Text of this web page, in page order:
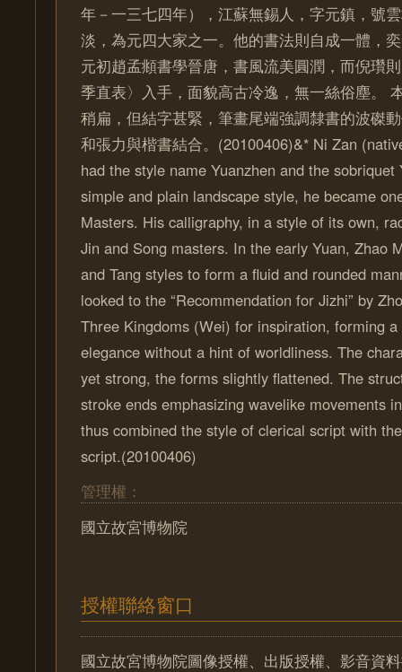
年－一三七四年），江蘇無錫人，字元鎮，號
淡，為元四大家之一。他的書法則自成一體，
元初趙孟頫書學晉唐，書風流美圓潤，而倪瓚
季直表〉入手，面貌高古冷逸，無一絲俗塵。
稍扁，但結字甚緊，筆畫尾端強調隸書的波磔
和張力與楷書結合。(20100406)&* Ni Zan
had the style name Yuanzhen and the
simple and plain landscape style, he became
Masters. His calligraphy, in a style of its own,
Jin and Song masters. In the early Yuan, Zhao
and Tang styles to form a fluid and rounded
looked to the “Recommendation for Jizhi” by
Three Kingdoms (Wei) for inspiration, forming
elegance without a hint of worldliness. The
yet strong, the forms slightly flattened. The
stroke ends emphasizing wavelike movements
thus combined the style of clerical script with
script.(20100406)
管理權：
國立故宮博物院
授權聯絡窗口
國立故宮博物院圖像授權、出版授權、影音資